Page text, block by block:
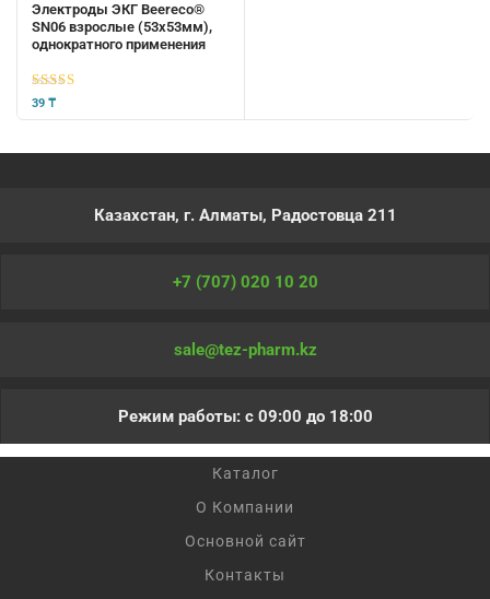
Электроды ЭКГ Beereco®
SN06 взрослые (53х53мм),
однократного применения
5из 5
39 ₸
Казахстан, г. Алматы, Радостовца 211
+7 (707) 020 10 20
sale@tez-pharm.kz
Режим работы: с 09:00 до 18:00
Каталог
О Компании
Основной сайт
Контакты